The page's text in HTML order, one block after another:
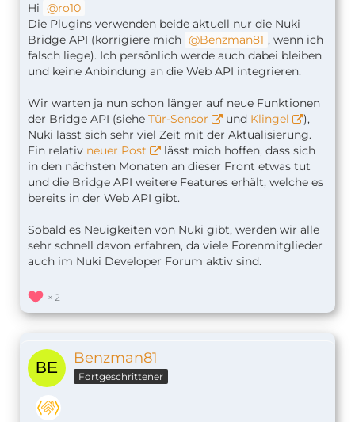
Hi
ro10
Die Plugins verwenden beide aktuell nur die Nuki
Bridge API (korrigiere mich
Benzman81 , wenn ich
falsch liege). Ich persönlich werde auch dabei bleiben
und keine Anbindung an die Web API integrieren.
Wir warten ja nun schon länger auf neue Funktionen
der Bridge API (siehe Tür-Sensor und Klingel
),
Nuki lässt sich sehr viel Zeit mit der Aktualisierung.
Ein relativ neuer Post
lässt mich hoffen, dass sich
in den nächsten Monaten an dieser Front etwas tut
und die Bridge API weitere Features erhält, welche es
bereits in der Web API gibt.
Sobald es Neuigkeiten von Nuki gibt, werden wir alle
sehr schnell davon erfahren, da viele Forenmitglieder
auch im Nuki Developer Forum aktiv sind.
2
Benzman81
Fortgeschrittener